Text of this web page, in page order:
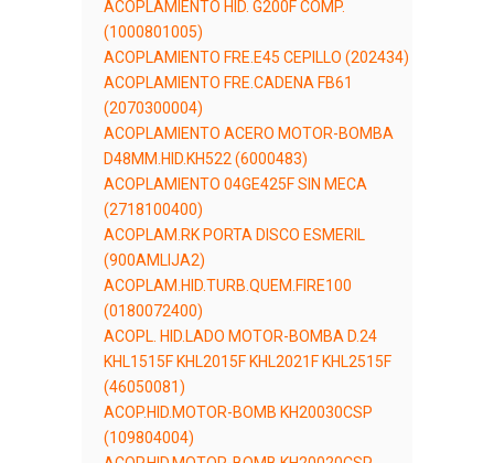
ACOPLAMIENTO HID. G200F COMP.
(1000801005)
ACOPLAMIENTO FRE.E45 CEPILLO (202434)
ACOPLAMIENTO FRE.CADENA FB61
(2070300004)
ACOPLAMIENTO ACERO MOTOR-BOMBA
D48MM.HID.KH522 (6000483)
ACOPLAMIENTO 04GE425F SIN MECA
(2718100400)
ACOPLAM.RK PORTA DISCO ESMERIL
(900AMLIJA2)
ACOPLAM.HID.TURB.QUEM.FIRE100
(0180072400)
ACOPL. HID.LADO MOTOR-BOMBA D.24
KHL1515F KHL2015F KHL2021F KHL2515F
(46050081)
ACOP.HID.MOTOR-BOMB KH20030CSP
(109804004)